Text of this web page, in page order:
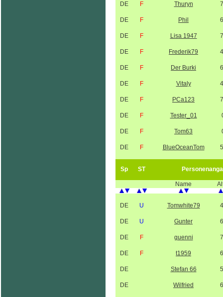
DE F Thuryn
DE F Phil
DE F Lisa 1947
DE F Frederik79
DE F Der Burki
DE F Vitaly
DE F PCa123
DE F Tester_01
DE F Tom63
DE F BlueOceanTom
Sp ST
Name
DE U Tomwhite79
DE U Gunter
DE F guenni
DE F t1959
DE Stefan 66
DE Wilfried